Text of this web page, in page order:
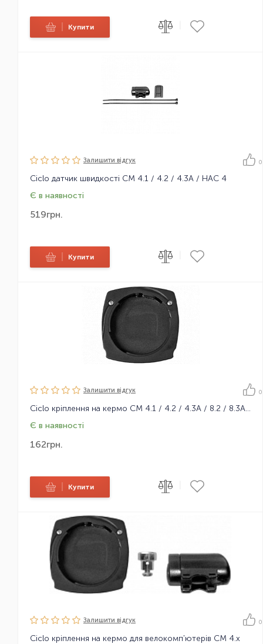
Купити
Залишити вiдгук 0
Ciclo датчик швидкості CM 4.1 / 4.2 / 4.3A / HAC 4
Є в наявності
519грн.
Купити
Залишити вiдгук 0
Ciclo кріплення на кермо CM 4.1 / 4.2 / 4.3A / 8.2 / 8.3A / 9.x
Є в наявності
162грн.
Купити
Залишити вiдгук 0
Ciclo кріплення на кермо для велокомп'ютерів CM 4.x